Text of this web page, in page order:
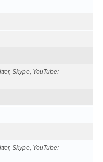
Skype, YouTube
Skype, YouTube